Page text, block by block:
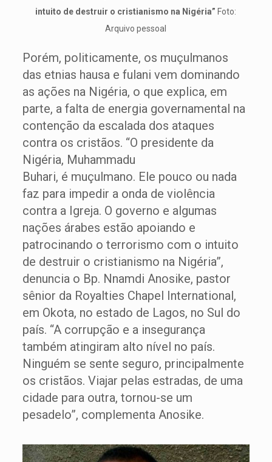
intuito de destruir o cristianismo na Nigéria” Foto:
Arquivo pessoal
Porém, politicamente, os muçulmanos
das etnias hausa e fulani vem dominando
as ações na Nigéria, o que explica, em
parte, a falta de energia governamental na
contenção da escalada dos ataques
contra os cristãos. “O presidente da
Nigéria, Muhammadu
Buhari, é muçulmano. Ele pouco ou nada
faz para impedir a onda de violência
contra a Igreja. O governo e algumas
nações árabes estão apoiando e
patrocinando o terrorismo com o intuito
de destruir o cristianismo na Nigéria”,
denuncia o Bp. Nnamdi Anosike, pastor
sênior da Royalties Chapel International,
em Okota, no estado de Lagos, no Sul do
país. “A corrupção e a insegurança
também atingiram alto nível no país.
Ninguém se sente seguro, principalmente
os cristãos. Viajar pelas estradas, de uma
cidade para outra, tornou-se um
pesadelo”, complementa Anosike.